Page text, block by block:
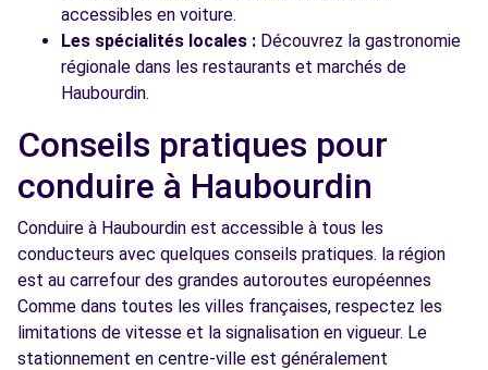
accessibles en voiture.
Les spécialités locales : Découvrez la gastronomie
régionale dans les restaurants et marchés de
Haubourdin.
Conseils pratiques pour
conduire à Haubourdin
Conduire à Haubourdin est accessible à tous les
conducteurs avec quelques conseils pratiques. la région
est au carrefour des grandes autoroutes européennes
Comme dans toutes les villes françaises, respectez les
limitations de vitesse et la signalisation en vigueur. Le
stationnement en centre-ville est généralement